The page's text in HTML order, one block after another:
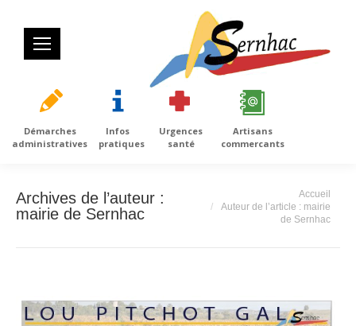
Démarches
administratives
Infos
pratiques
Urgences
santé
Artisans
commercants
Archives de l’auteur :
mairie de Sernhac
Accueil
Auteur de l’article : mairie
de Sernhac